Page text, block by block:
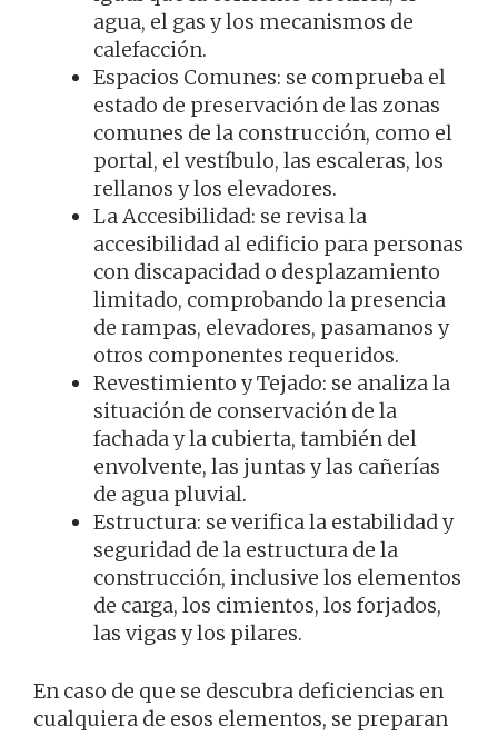
agua, el gas y los mecanismos de
calefacción.
Espacios Comunes: se comprueba el
estado de preservación de las zonas
comunes de la construcción, como el
portal, el vestíbulo, las escaleras, los
rellanos y los elevadores.
La Accesibilidad: se revisa la
accesibilidad al edificio para personas
con discapacidad o desplazamiento
limitado, comprobando la presencia
de rampas, elevadores, pasamanos y
otros componentes requeridos.
Revestimiento y Tejado: se analiza la
situación de conservación de la
fachada y la cubierta, también del
envolvente, las juntas y las cañerías
de agua pluvial.
Estructura: se verifica la estabilidad y
seguridad de la estructura de la
construcción, inclusive los elementos
de carga, los cimientos, los forjados,
las vigas y los pilares.
En caso de que se descubra deficiencias en
cualquiera de esos elementos, se preparan